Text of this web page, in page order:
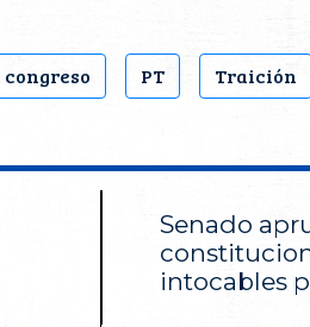
congreso PT Traición
Senado
intocables